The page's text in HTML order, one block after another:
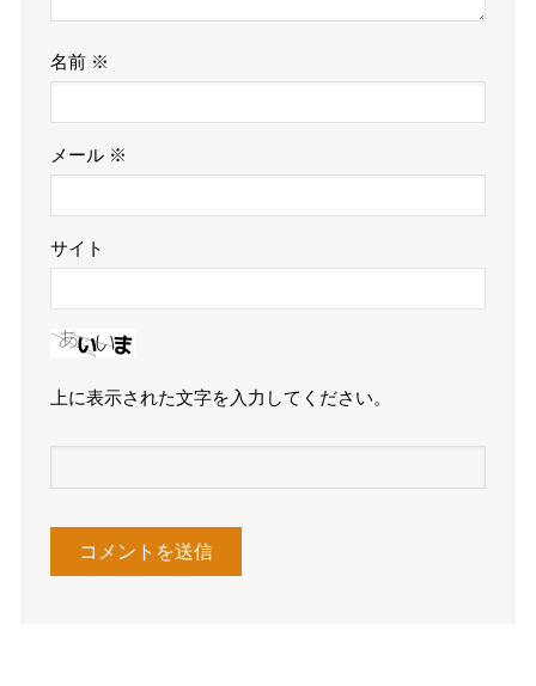
名前 ※
メール ※
サイト
上に表示された文字を入力してください。